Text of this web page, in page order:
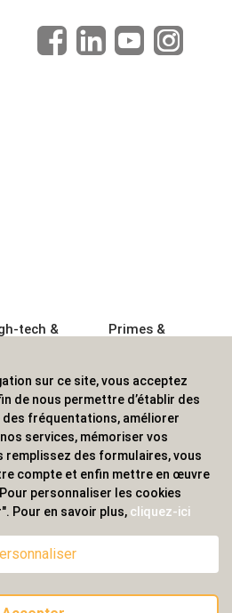
tech &
&
Primes &
Boisson
Textile &
Casquette
Accessoires de
publicitaires, pour les
nationale, une
sur ce site, vous acceptez
de nous permettre d’établir des
fréquentations, améliorer
services, mémoriser vos
des formulaires, vous
compte et enfin mettre en œuvre
personnaliser les cookies
Pour en savoir plus, cliquez-ici